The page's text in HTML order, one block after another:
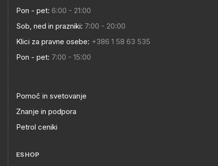
Pon - pet: 6:00 - 21:00
Sob, ned in prazniki: 7:00 - 20:00
Klici za pravne osebe: +386 1 58 63 535
Pon - pet: 7:00 - 15:00
Pomoč in svetovanje
Znanje in podpora
Petrol ceniki
ESHOP